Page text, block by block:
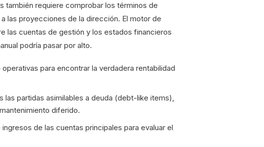
también requiere comprobar los términos de
las proyecciones de la dirección. El motor de
las cuentas de gestión y los estados financieros
podría pasar por alto.
para encontrar la verdadera rentabilidad
las partidas asimilables a deuda (debt-like items),
diferido.
de las cuentas principales para evaluar el